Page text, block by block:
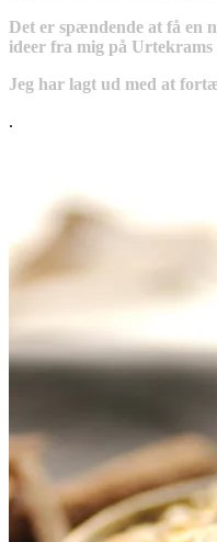
Det er spændende at få en
ideer fra mig på Urtekrams
Jeg har lagt ud med at
.